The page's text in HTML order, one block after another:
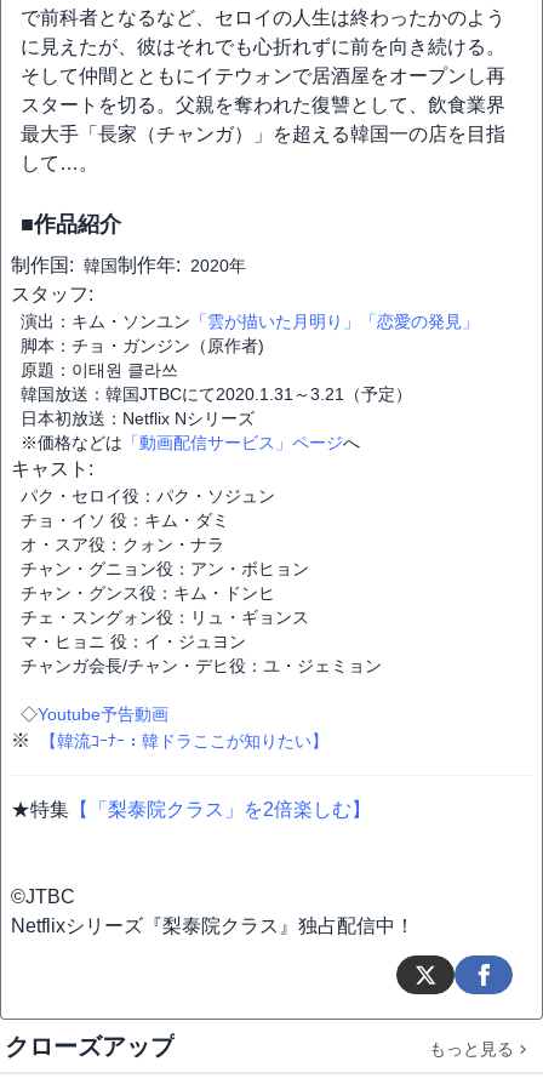
で前科者となるなど、セロイの人生は終わったかのよう
に見えたが、彼はそれでも心折れずに前を向き続ける。
そして仲間とともにイテウォンで居酒屋をオープンし再
スタートを切る。父親を奪われた復讐として、飲食業界
最大手「長家（チャンガ）」を超える韓国一の店を目指
して…。
■作品紹介
制作国: 韓国制作年: 2020年
スタッフ:
演出：キム・ソンユン 「雲が描いた月明り」
「恋愛の発見」
脚本：チョ・ガンジン（原作者)
原題：이태원 클라쓰
韓国放送：韓国JTBCにて2020.1.31～3.21（予定）
日本初放送：Netflix Nシリーズ
※価格などは 「動画配信サービス」ページへ
キャスト:
パク・セロイ役：パク・ソジュン
チョ・イソ 役：キム・ダミ
オ・スア役：クォン・ナラ
チャン・グニョン役：アン・ボヒョン
チャン・グンス役：キム・ドンヒ
チェ・スングォン役：リュ・ギョンス
マ・ヒョニ 役：イ・ジュヨン
チャンガ会長/チャン・デヒ役：ユ・ジェミョン
◇Youtube予告動画
※ 【韓流ｺｰﾅｰ：韓ドラここが知りたい】
★特集 【「梨泰院クラス」を2倍楽しむ】
©JTBC
Netflixシリーズ『梨泰院クラス』独占配信中！
クローズアップ もっと見る